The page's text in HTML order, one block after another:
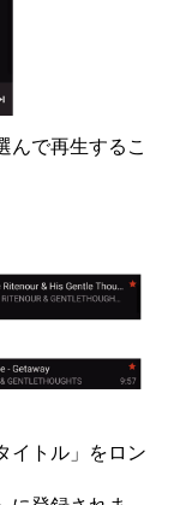
んで再生するこ
イトル」をロン